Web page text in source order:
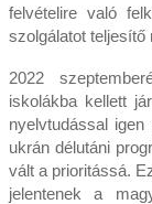
felvételire való
szolgálatot teljesítő
2022
iskolákba kellett
nyelvtudással
ukrán délutáni
vált a prioritássá.
jelentenek a